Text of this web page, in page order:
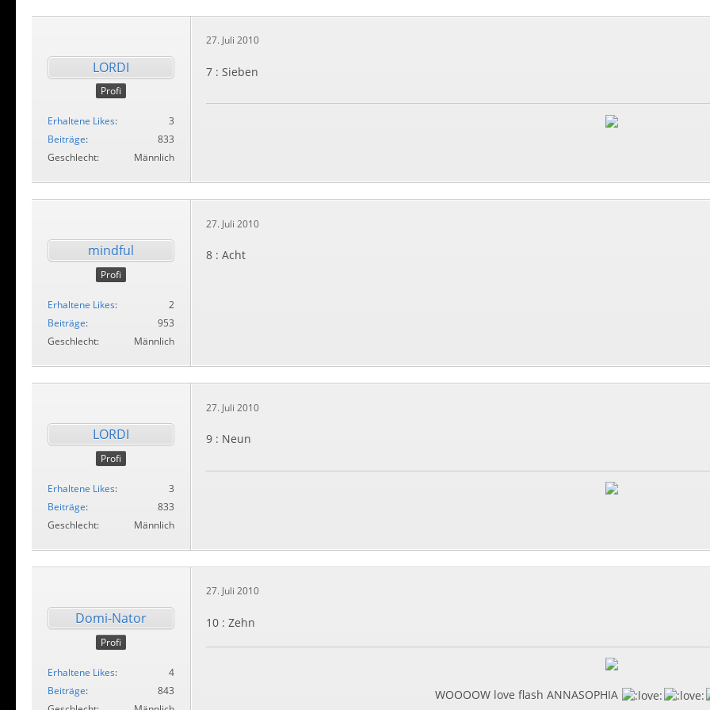
LORDI
Profi
Erhaltene Likes
3
Beiträge
833
Geschlecht
Männlich
27. Juli 2010
7 : Sieben
mindful
Profi
Erhaltene Likes
2
Beiträge
953
Geschlecht
Männlich
27. Juli 2010
8 : Acht
LORDI
Profi
Erhaltene Likes
3
Beiträge
833
Geschlecht
Männlich
27. Juli 2010
9 : Neun
Domi-Nator
Profi
Erhaltene Likes
4
Beiträge
843
27. Juli 2010
10 : Zehn
WOOOOW love flash ANNASOPHIA